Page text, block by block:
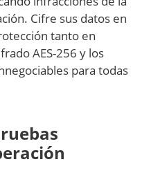
Cifre sus datos en
tanto en
AES-256 y los
para todas